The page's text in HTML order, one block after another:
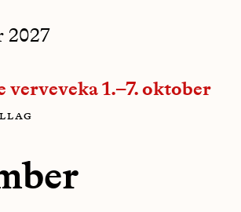
2027
verveveka 1.–7. oktober